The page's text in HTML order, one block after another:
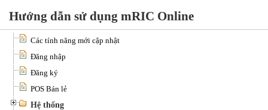
Hướng dẫn sử dụng mRIC Online
Các tính năng mới cập nhật
Đăng nhập
Đăng ký
POS Bán lẻ
Hệ thống